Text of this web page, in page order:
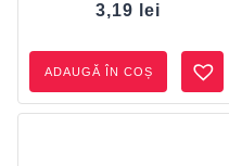
3,19
lei
ADAUGĂ ÎN COȘ